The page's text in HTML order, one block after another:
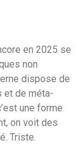
en 2025 se
non
dispose de
et de méta-
une forme
on voit des
Triste.